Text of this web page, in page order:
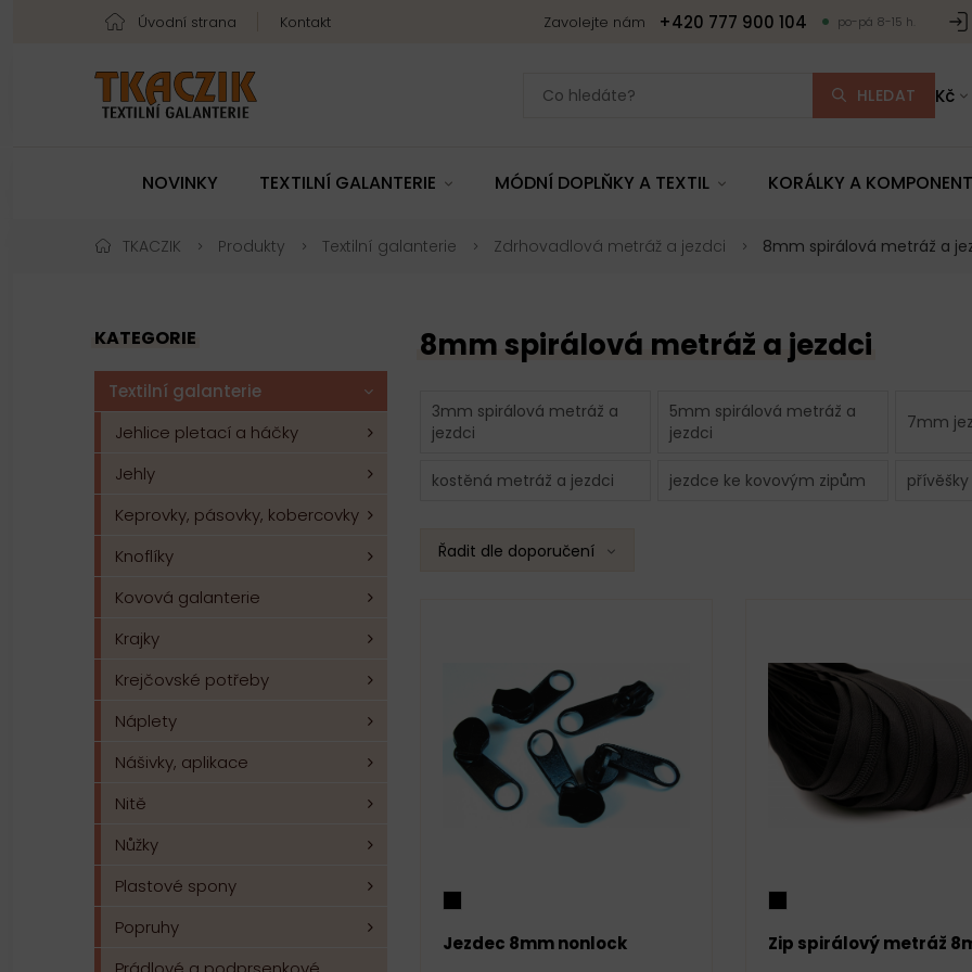
Úvodní strana Kontakt Zavolejte nám +420 777 900 104 po-pá 8-15 h.
HLEDAT Kč
NOVINKY TEXTILNÍ GALANTERIE MÓDNÍ DOPLŇKY A TEXTIL KORÁLKY A
TKACZIK Produkty Textilní galanterie Zdrhovadlová metráž a jezdci 8mm spirálová metráž a
KATEGORIE
Textilní galanterie
Jehlice pletací a háčky
Jehly
Keprovky, pásovky, kobercovky
Knoflíky
Kovová galanterie
Krajky
Krejčovské potřeby
Náplety
Nášivky, aplikace
Nitě
Nůžky
Plastové spony
Popruhy
8mm spirálová metráž a jezdci
3mm spirálová metráž a
jezdci
5mm spirálová metráž a
jezdci
7mm
kostěná metráž a jezdci jezdce ke kovovým zipům
Řadit dle doporučení
Jezdec 8mm nonlock Zip spirálový metráž